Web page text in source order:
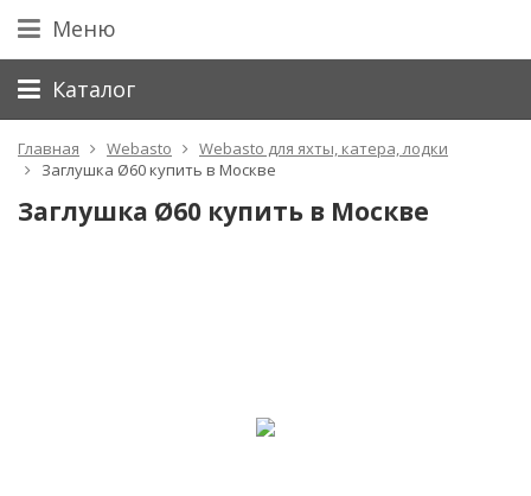
Меню
Каталог
Главная Webasto
Webasto для яхты, катера, лодки
Заглушка Ø60 купить в Москве
Заглушка Ø60 купить в Москве